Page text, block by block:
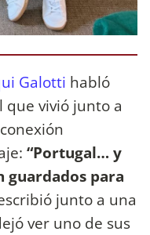
Galotti habló
que vivió junto a
“Portugal… y
guardados para
junto a una
ver uno de sus